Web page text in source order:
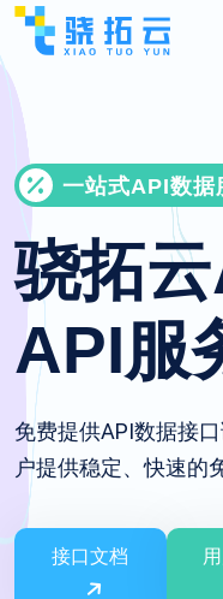
一站式API数据
骁拓
API服
免费提供API数据接
户提供稳定、快速的
接口文档